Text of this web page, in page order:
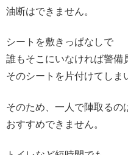
油断はできません。
シートを敷きっぱなしで
誰もそこにいなければ警備
そのシートを片付けてしま
そのため、一人で陣取るの
おすすめできません。